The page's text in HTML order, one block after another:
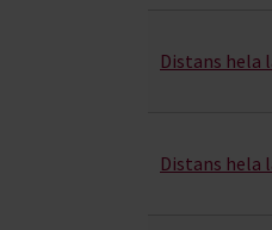
Distans hela
Distans hela